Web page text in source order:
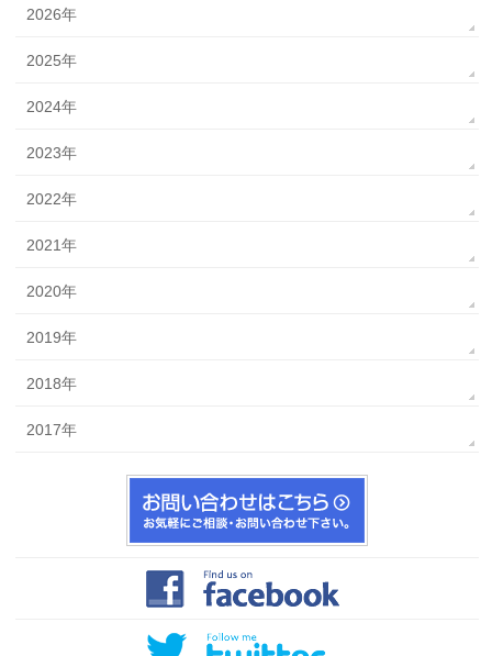
2026年
2025年
2024年
2023年
2022年
2021年
2020年
2019年
2018年
2017年